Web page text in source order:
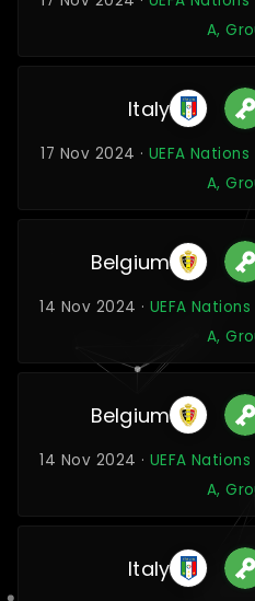
A,
Italy
17 Nov 2024 · UEFA
A,
Belgium
14 Nov 2024 · UEFA
A,
Belgium
14 Nov 2024 · UEFA
A,
Italy